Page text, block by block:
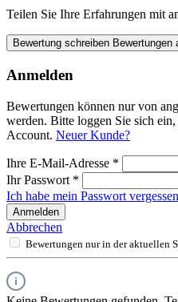
Teilen Sie Ihre Erfahrungen mit
Bewertung schreiben Bewertungen
Anmelden
Bewertungen können nur von
werden. Bitte loggen Sie sich
Account. Neuer Kunde?
Ihre E-Mail-Adresse *
Ihr Passwort *
Ich habe mein Passwort
Anmelden
Abbrechen
Bewertungen nur in der aktuellen